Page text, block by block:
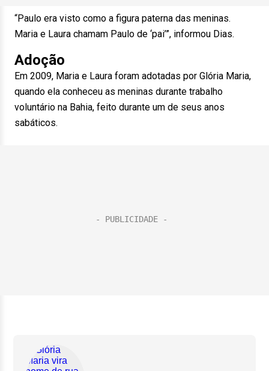
“Paulo era visto como a figura paterna das meninas.
Maria e Laura chamam Paulo de ‘pai’”, informou Dias.
Adoção
Em 2009, Maria e Laura foram adotadas por Glória Maria,
quando ela conheceu as meninas durante trabalho
voluntário na Bahia, feito durante um de seus anos
sabáticos.